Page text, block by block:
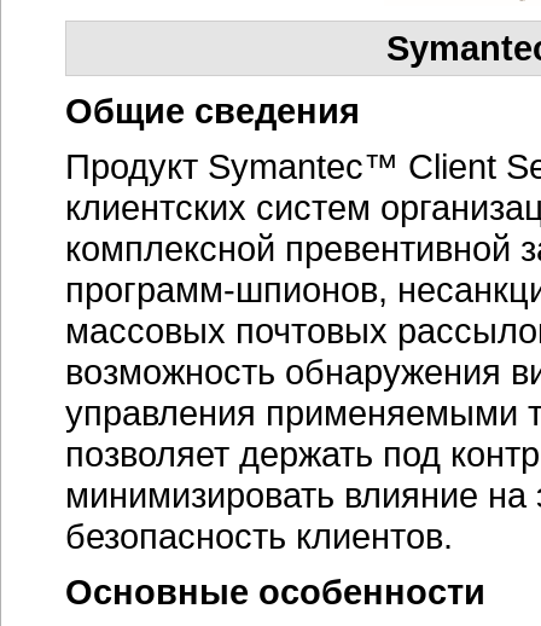
Общие сведения
Продукт Symantec™ Client
клиентских систем
комплексной превентивной
программ-шпионов,
массовых почтовых
возможность обнаружения
управления применяемыми
позволяет держать под
минимизировать влияние
безопасность клиентов.
Основные особенности